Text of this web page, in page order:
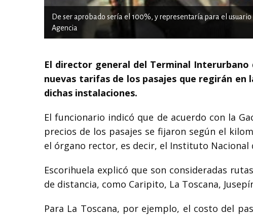
De ser aprobado sería el 100%, y representaría para el
Agencia
El director general del Terminal
nuevas tarifas de los pasajes que regirán
dichas instalaciones.
El funcionario indicó que de acuerdo con la
precios de los pasajes se fijaron según el
el órgano rector, es decir, el Instituto
Escorihuela explicó que son consideradas
de distancia, como Caripito, La Toscana,
Para La Toscana, por ejemplo, el costo del